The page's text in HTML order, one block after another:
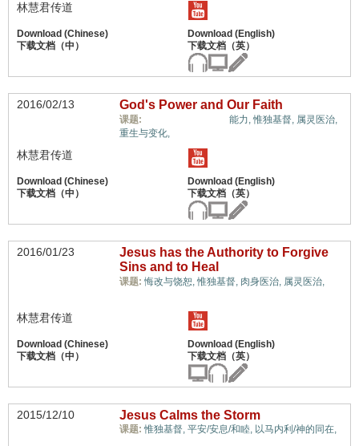
林慧君传道
2016/02/13 God's Power and Our Faith
课题: 能力,惟独基督, 属灵医治,
重生与变化,
林慧君传道
2016/01/23
Jesus has the Authority to Forgive
Sins and to Heal
课题: 悔改与饶恕,惟独基督, 肉身医治, 属灵医治,
林慧君传道
2015/12/10 Jesus Calms the Storm
课题:惟独基督, 平安/安息/和睦, 以马内利/神的同在,